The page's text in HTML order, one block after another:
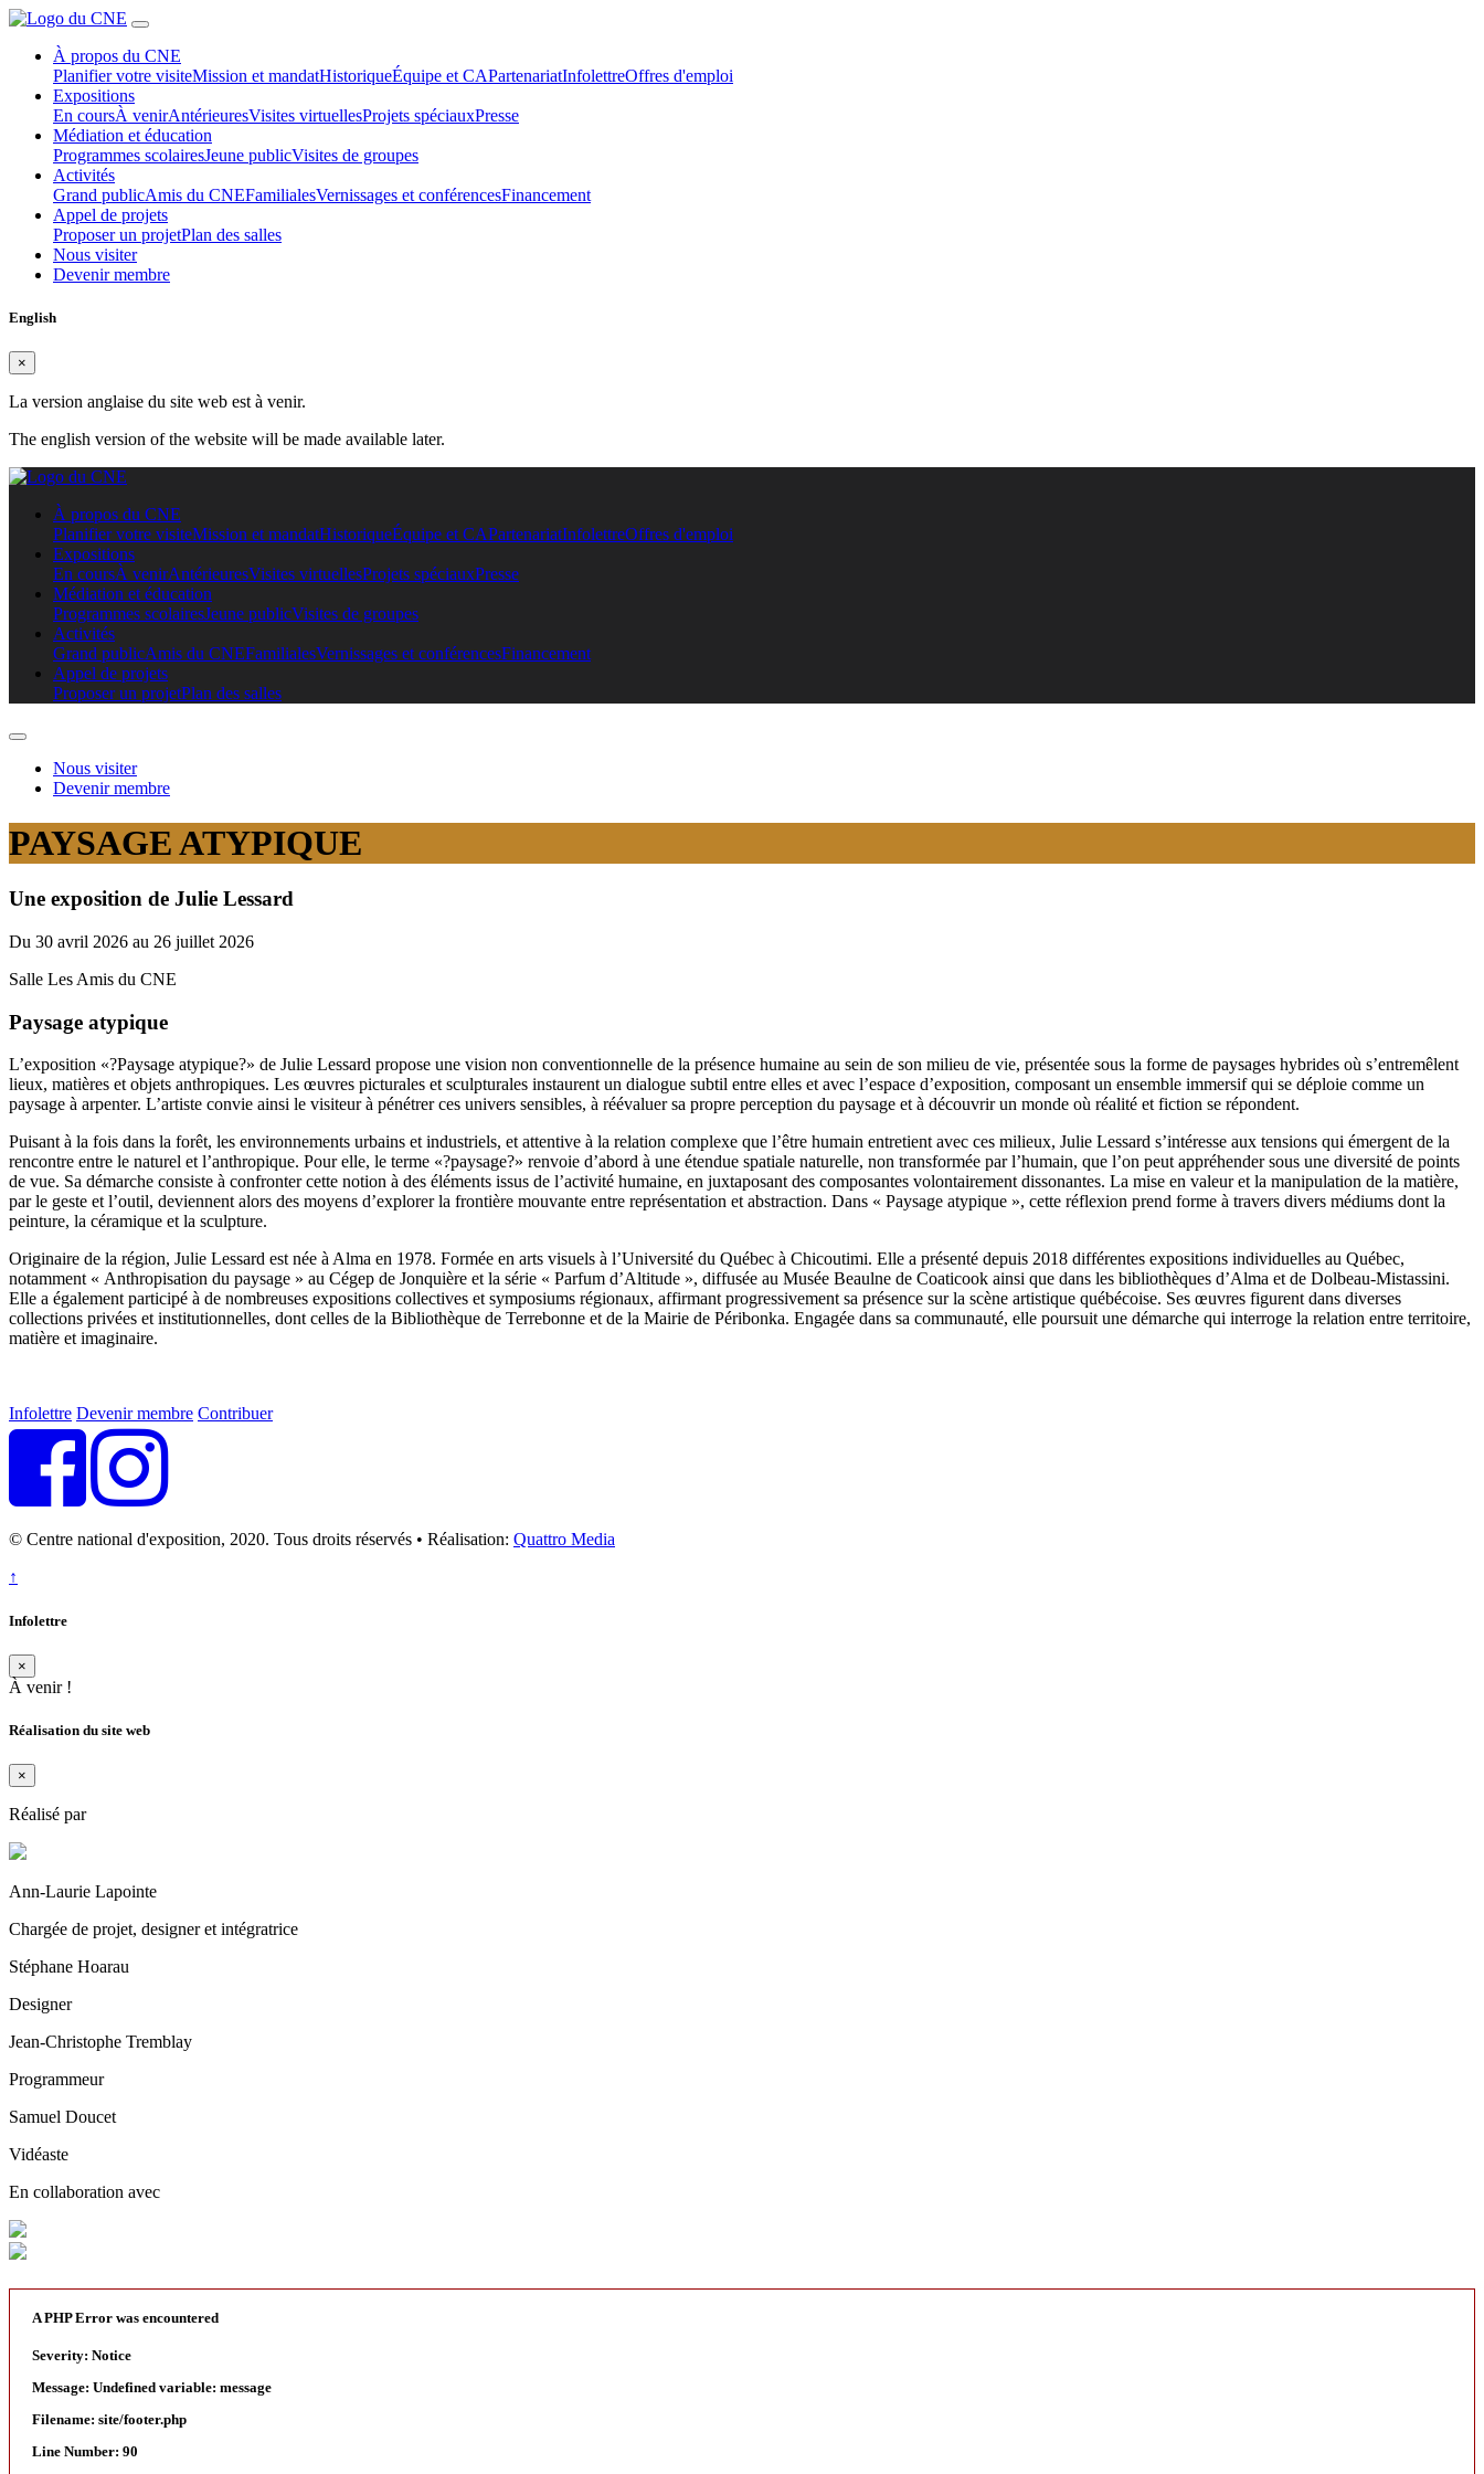
À propos du CNE
Planifier votre visiteMission et mandatHistoriqueÉquipe et CAPartenariatInfolettreOffres d'emploi
Expositions
En coursÀ venirAntérieuresVisites virtuellesProjets spéciauxPresse
Médiation et éducation
Programmes scolairesJeune publicVisites de groupes
Activités
Grand publicAmis du CNEFamilialesVernissages et conférencesFinancement
Appel de projets
Proposer un projetPlan des salles
Nous visiter
Devenir membre
English
×
La version anglaise du site web est à venir.
The english version of the website will be made available later.
À propos du CNE
Planifier votre visiteMission et mandatHistoriqueÉquipe et CAPartenariatInfolettreOffres d'emploi
Expositions
En coursÀ venirAntérieuresVisites virtuellesProjets spéciauxPresse
Médiation et éducation
Programmes scolairesJeune publicVisites de groupes
Activités
Grand publicAmis du CNEFamilialesVernissages et conférencesFinancement
Appel de projets
Proposer un projetPlan des salles
Nous visiter
Devenir membre
PAYSAGE ATYPIQUE
Une exposition de Julie Lessard
Du 30 avril 2026 au 26 juillet 2026
Salle Les Amis du CNE
Paysage atypique
L’exposition «?Paysage atypique?» de Julie Lessard propose une vision non conventionnelle de la présence humaine au sein de son milieu de vie, présentée sous la forme de paysages hybrides où s’entremêlent
lieux, matières et objets anthropiques. Les œuvres picturales et sculpturales instaurent un dialogue subtil entre elles et avec l’espace d’exposition, composant un ensemble immersif qui se déploie comme un
paysage à arpenter. L’artiste convie ainsi le visiteur à pénétrer ces univers sensibles, à réévaluer sa propre perception du paysage et à découvrir un monde où réalité et fiction se répondent.
Puisant à la fois dans la forêt, les environnements urbains et industriels, et attentive à la relation complexe que l’être humain entretient avec ces milieux, Julie Lessard s’intéresse aux tensions qui émergent de la
rencontre entre le naturel et l’anthropique. Pour elle, le terme «?paysage?» renvoie d’abord à une étendue spatiale naturelle, non transformée par l’humain, que l’on peut appréhender sous une diversité de points
de vue. Sa démarche consiste à confronter cette notion à des éléments issus de l’activité humaine, en juxtaposant des composantes volontairement dissonantes. La mise en valeur et la manipulation de la matière,
par le geste et l’outil, deviennent alors des moyens d’explorer la frontière mouvante entre représentation et abstraction. Dans « Paysage atypique », cette réflexion prend forme à travers divers médiums dont la
peinture, la céramique et la sculpture.
Originaire de la région, Julie Lessard est née à Alma en 1978. Formée en arts visuels à l’Université du Québec à Chicoutimi. Elle a présenté depuis 2018 différentes expositions individuelles au Québec,
notamment « Anthropisation du paysage » au Cégep de Jonquière et la série « Parfum d’Altitude », diffusée au Musée Beaulne de Coaticook ainsi que dans les bibliothèques d’Alma et de Dolbeau-Mistassini.
Elle a également participé à de nombreuses expositions collectives et symposiums régionaux, affirmant progressivement sa présence sur la scène artistique québécoise. Ses œuvres figurent dans diverses
collections privées et institutionnelles, dont celles de la Bibliothèque de Terrebonne et de la Mairie de Péribonka. Engagée dans sa communauté, elle poursuit une démarche qui interroge la relation entre territoire,
matière et imaginaire.
Infolettre Devenir membre Contribuer
© Centre national d'exposition, 2020. Tous droits réservés • Réalisation: Quattro Media
↑
Infolettre
×
À venir !
Réalisation du site web
×
Réalisé par
Ann-Laurie Lapointe
Chargée de projet, designer et intégratrice
Stéphane Hoarau
Designer
Jean-Christophe Tremblay
Programmeur
Samuel Doucet
Vidéaste
En collaboration avec
A PHP Error was encountered
Severity: Notice
Message: Undefined variable: message
Filename: site/footer.php
Line Number: 90